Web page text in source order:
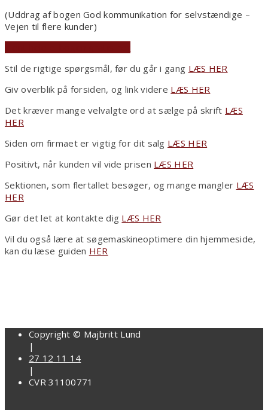
(Uddrag af bogen God kommunikation for selvstændige –
Vejen til flere kunder)
Stil de rigtige spørgsmål, før du går i gang LÆS HER
Giv overblik på forsiden, og link videre LÆS HER
Det kræver mange velvalgte ord at sælge på skrift LÆS
HER
Siden om firmaet er vigtig for dit salg LÆS HER
Positivt, når kunden vil vide prisen LÆS HER
Sektionen, som flertallet besøger, og mange mangler LÆS
HER
Gør det let at kontakte dig LÆS HER
Vil du også lære at søgemaskineoptimere din hjemmeside,
kan du læse guiden HER
Copyright © Majbritt Lund
|
27 12 11 14
|
CVR 31100771